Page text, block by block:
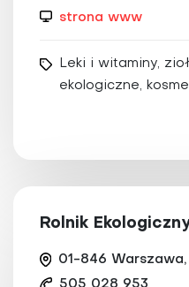
strona www
Leki i witaminy,
ekologiczne,
Rolnik
01-846
505 028 953